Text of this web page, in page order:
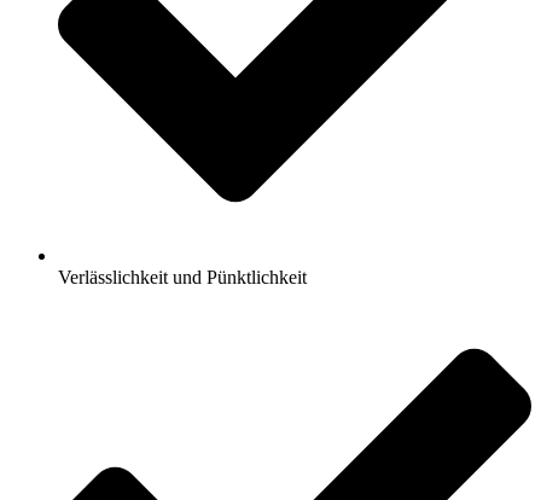
Verlässlichkeit und Pünktlichkeit